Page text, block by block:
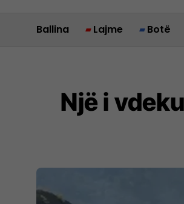
Ballina Lajme Botë
Një i